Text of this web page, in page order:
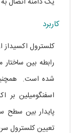
کاربرد
رابطه بین
شده است.
اسفنگومیلین
پایدار بین سطح
تعیین کلسترول